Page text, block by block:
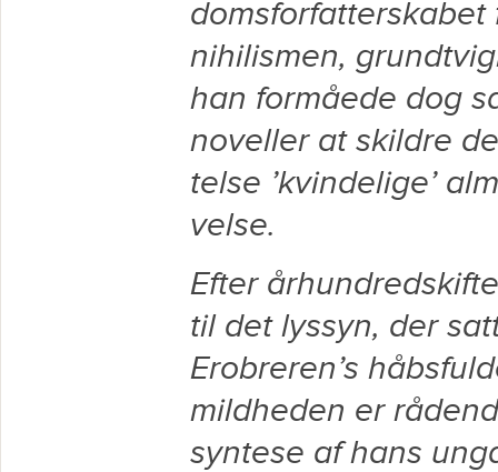
domsforfatterskabet
nihilismen,
han formåede dog
noveller at skildre
telse ’kvindelige’
velse.
Efter
til det lyssyn, der
Erobreren’s
mildheden er
syntese af hans